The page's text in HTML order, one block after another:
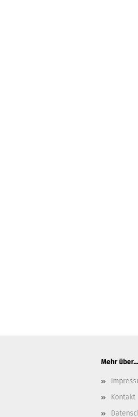
Mehr über...
Kontakt